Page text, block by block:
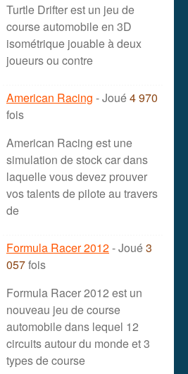
Turtle Drifter est un jeu de
course automobile en 3D
isométrique jouable à deux
joueurs ou contre
American Racing - Joué4 970
fois
American Racing est une
simulation de stock car dans
laquelle vous devez prouver
vos talents de pilote au travers
de
Formula Racer 2012- Joué3
057fois
Formula Racer 2012 est un
nouveau jeu de course
automobile dans lequel 12
circuits autour du monde et 3
types de course